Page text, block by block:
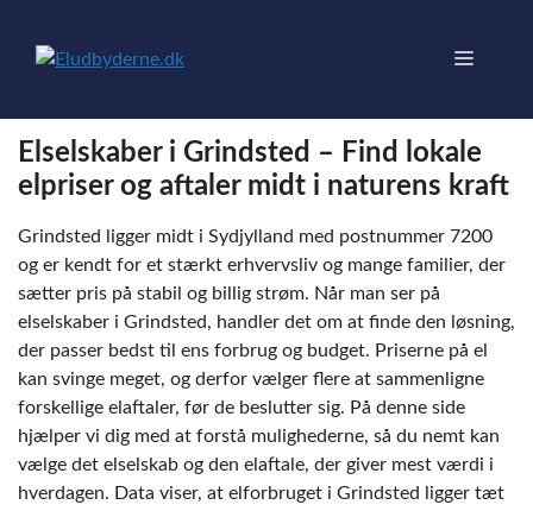
indhold
Menu
Elselskaber i Grindsted – Find lokale
elpriser og aftaler midt i naturens kraft
Grindsted ligger midt i Sydjylland med postnummer 7200
og er kendt for et stærkt erhvervsliv og mange familier, der
sætter pris på stabil og billig strøm. Når man ser på
elselskaber i Grindsted, handler det om at finde den løsning,
der passer bedst til ens forbrug og budget. Priserne på el
kan svinge meget, og derfor vælger flere at sammenligne
forskellige elaftaler, før de beslutter sig. På denne side
hjælper vi dig med at forstå mulighederne, så du nemt kan
vælge det elselskab og den elaftale, der giver mest værdi i
hverdagen. Data viser, at elforbruget i Grindsted ligger tæt